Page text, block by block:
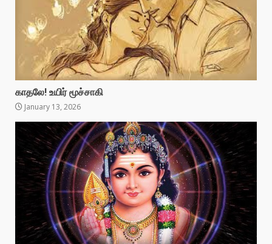
காதலே! உயிர் மூச்சாகி
January 13, 2026